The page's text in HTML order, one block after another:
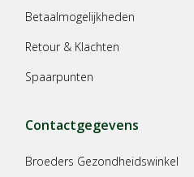
Betaalmogelijkheden
Retour & Klachten
Spaarpunten
Contactgegevens
Broeders Gezondheidswinkel